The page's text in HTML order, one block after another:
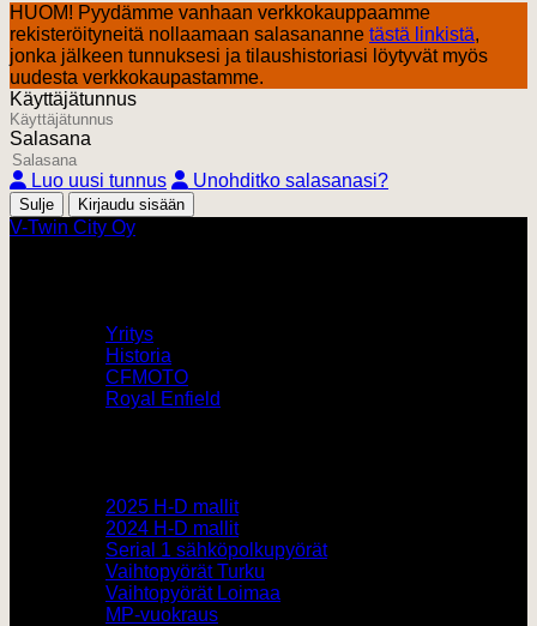
HUOM! Pyydämme vanhaan verkkokauppaamme
rekisteröityneitä nollaamaan salasananne tästä linkistä,
jonka jälkeen tunnuksesi ja tilaushistoriasi löytyvät myös
uudesta verkkokaupastamme.
Käyttäjätunnus
Salasana
Luo uusi tunnus Unohditko salasanasi?
Sulje
V-Twin City Oy
Yritys
Historia
CFMOTO
Royal Enfield
2025 H-D mallit
2024 H-D mallit
Serial 1 sähköpolkupyörät
Vaihtopyörät Turku
Vaihtopyörät Loimaa
MP-vuokraus